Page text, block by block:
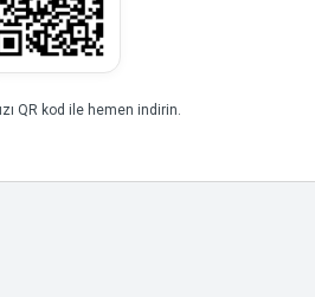
QR kod ile hemen indirin.